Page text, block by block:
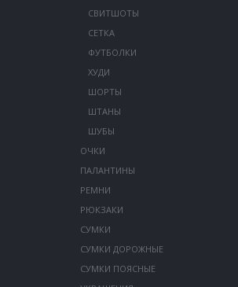
СВИТШОТЫ
СЕТКА
ФУТБОЛКИ
ХУДИ
ШОРТЫ
ШТАНЫ
ШУБЫ
ОЧКИ
ПАЛАНТИНЫ
РЕМНИ
РЮКЗАКИ
СУМКИ
СУМКИ ДОРОЖНЫЕ
СУМКИ ПОЯСНЫЕ